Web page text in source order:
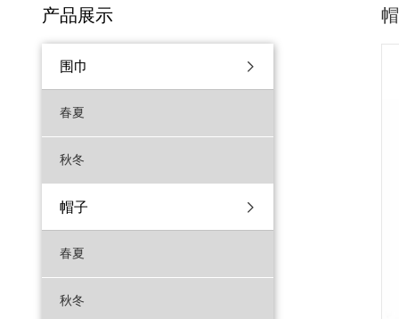
产品展示
围巾
春夏
秋冬
帽子
春夏
秋冬